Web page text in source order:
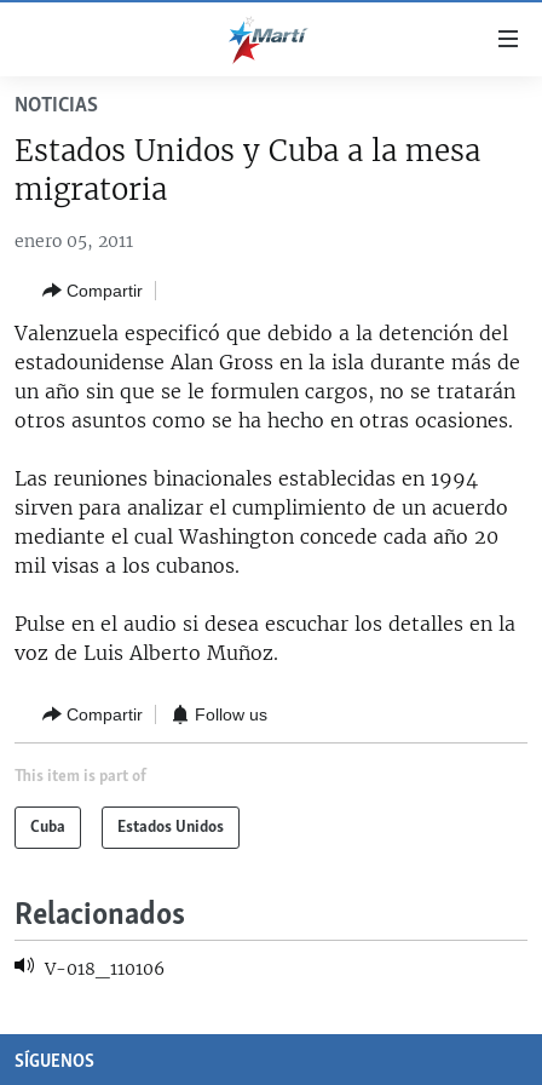
accesibilidad
contenido
navegación
principal
búsqueda
CUBA
CUBA
#11JCUBA, 5 AÑOS DESPUÉS
INFORME DEL DEPARTAMENTO DE ESTADO DE EEUU
SOBRE CUBA
ESTADOS UNIDOS
AMÉRICA 250
AMÉRICA LATINA
INMIGRACIÓN
MUNDO
DEPORTES
ARTE Y ENTRETENIMIENTO
OPINIÓN GRÁFICA
AUDIOVISUALES MARTÍ
RADIO MARTÍ
ESPECIALES
KENTU-CUBANO
LOS SANTOS DE HIALEAH
LA INVASIÓN DE RUSIA A UCRANIA
MULTIMEDIA
NOTICIAS
Estados Unidos y Cuba a la mesa
migratoria
enero 05, 2011
Compartir
Valenzuela especificó que debido a la detención del
estadounidense Alan Gross en la isla durante más de
un año sin que se le formulen cargos, no se tratarán
otros asuntos como se ha hecho en otras ocasiones.
Las reuniones binacionales establecidas en 1994
sirven para analizar el cumplimiento de un acuerdo
mediante el cual Washington concede cada año 20
mil visas a los cubanos.
Pulse en el audio si desea escuchar los detalles en la
voz de Luis Alberto Muñoz.
Compartir Follow us
This item is part of
Cuba Estados Unidos
Relacionados
V-018_110106
SÍGUENOS